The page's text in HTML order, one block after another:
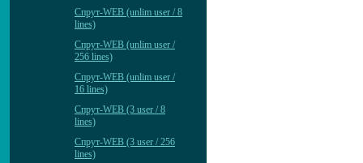
Спрут-WEB (unlim user / 8
lines)
Спрут-WEB (unlim user /
256 lines)
Спрут-WEB (unlim user /
16 lines)
Спрут-WEB (3 user / 8
lines)
Спрут-WEB (3 user / 256
lines)